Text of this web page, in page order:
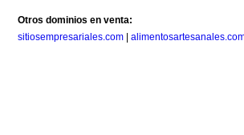
Otros dominios en venta:
sitiosempresariales.com